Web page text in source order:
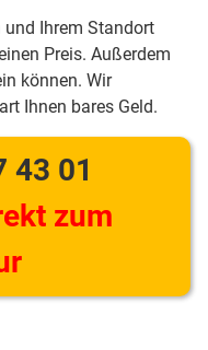
Ihrem Standort
Preis. Außerdem
können. Wir
Ihnen bares Geld.
43 01
zum